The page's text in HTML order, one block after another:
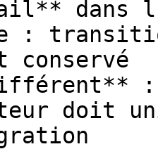
:
conservé
:
doit